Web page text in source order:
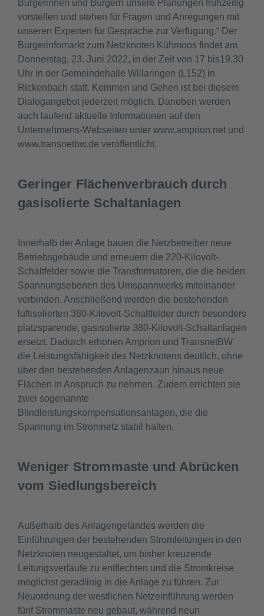
Bürgerinnen und Bürgern unsere Planungen frühzeitig
vorstellen und stehen für Fragen und Anregungen mit
unseren Experten für Gespräche zur Verfügung.“ Der
Bürgerinfomarkt zum Netzknoten Kühmoos findet am
Donnerstag, 23. Juni 2022, in der Zeit von 17 bis19.30
Uhr in der Gemeindehalle Willaringen (L152) in
Rickenbach statt. Kommen und Gehen ist bei diesem
Dialogangebot jederzeit möglich. Daneben werden
auch laufend aktuelle Informationen auf den
Unternehmens-Webseiten unter www.amprion.net und
www.transnetbw.de veröffentlicht.
Geringer Flächenverbrauch durch
gasisolierte Schaltanlagen
Innerhalb der Anlage bauen die Netzbetreiber neue
Betriebsgebäude und erneuern die 220-Kilovolt-
Schaltfelder sowie die Transformatoren, die die beiden
Spannungsebenen des Umspannwerks miteinander
verbinden. Anschließend werden die bestehenden
luftisolierten 380-Kilovolt-Schaltfelder durch besonders
platzsparende, gasisolierte 380-Kilovolt-Schaltanlagen
ersetzt. Dadurch erhöhen Amprion und TransnetBW
die Leistungsfähigkeit des Netzknotens deutlich, ohne
über den bestehenden Anlagenzaun hinaus neue
Flächen in Anspruch zu nehmen. Zudem errichten sie
zwei sogenannte
Blindleistungskompensationsanlagen, die die
Spannung im Stromnetz stabil halten.
Weniger Strommaste und Abrücken
vom Siedlungsbereich
Außerhalb des Anlagengeländes werden die
Einführungen der bestehenden Stromleitungen in den
Netzknoten neugestaltet, um bisher kreuzende
Leitungsverläufe zu entflechten und die Stromkreise
möglichst geradlinig in die Anlage zu führen. Zur
Neuordnung der westlichen Netzeinführung werden
fünf Strommaste neu gebaut, während neun